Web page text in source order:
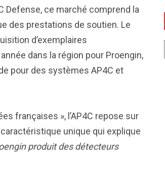
Defense, ce marché comprend la
des prestations de soutien. Le
d’exemplaires
dans la région pour Proengin,
pour des systèmes AP4C et
françaises », l’AP4C repose sur
unique qui explique
produit des détecteurs